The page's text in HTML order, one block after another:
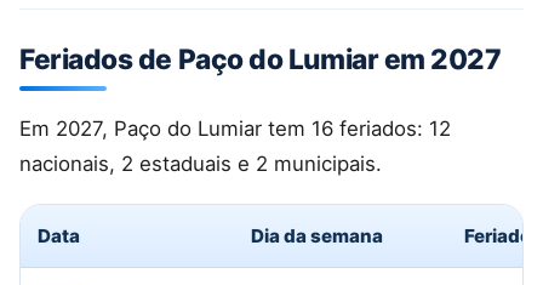
Feriados de Paço do Lumiar em 2027
Em 2027, Paço do Lumiar tem 16 feriados: 12
nacionais, 2 estaduais e 2 municipais.
Data Dia da semana Feriado